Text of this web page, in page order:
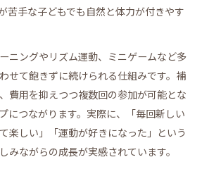
苦手な子どもでも自然と体力が付きやす
ニングやリズム運動、ミニゲームなど多
せて飽きずに続けられる仕組みです。補
費用を抑えつつ複数回の参加が可能とな
につながります。実際に、「毎回新しい
楽しい」「運動が好きになった」という
みながらの成長が実感されています。